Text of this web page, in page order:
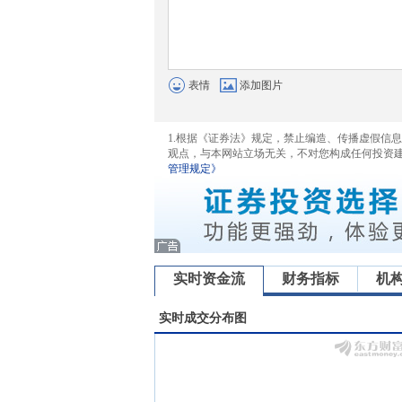
表情 添加图片
1.根据《证券法》规定，禁止编造、传播虚假信
观点，与本网站立场无关，不对您构成任何投资
管理规定》
实时资金流 财务指标 机
实时成交分布图